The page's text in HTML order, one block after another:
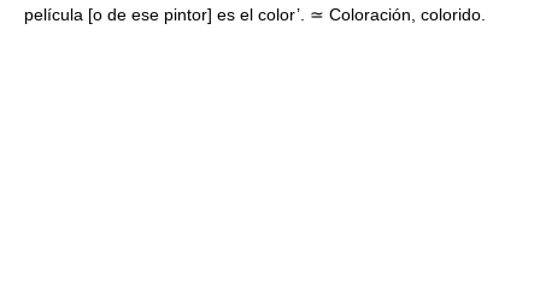
película [o de ese pintor] es el color’. ≃ Coloración, colorido.